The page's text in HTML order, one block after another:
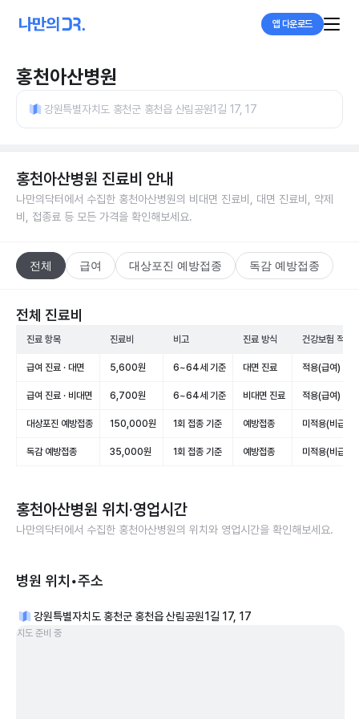
앱 다운로드
홍천아산병원
강원특별자치도 홍천군 홍천읍 산림공원1길 17, 17
홍천아산병원 진료비 안내
나만의닥터에서 수집한 홍천아산병원의 비대면 진료비, 대면 진료비, 약제
비, 접종료 등 모든 가격을 확인해보세요.
전체 급여 대상포진 예방접종 독감 예방접종
전체 진료비
진료 항목 진료비 비고 진료 방식 건강보험 적용
급여 진료 · 대면 5,600원 6~64세 기준 대면 진료 적용(급여)
급여 진료 · 비대면 6,700원 6~64세 기준 비대면 진료 적용(급여)
대상포진 예방접종 150,000원 1회 접종 기준 예방접종 미적용(비급여)
독감 예방접종 35,000원 1회 접종 기준 예방접종 미적용(비급여)
홍천아산병원 위치·영업시간
나만의닥터에서 수집한 홍천아산병원의 위치와 영업시간을 확인해보세요.
병원 위치•주소
강원특별자치도 홍천군 홍천읍 산림공원1길 17, 17
지도 준비 중